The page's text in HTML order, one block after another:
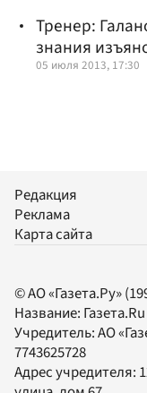
Тренер:
знания
05 июля 2013, 17:30
Редакция
Реклама
Карта сайта
© АО «Газета.Ру»
Название: Газета.Ru
Учредитель:АО
7743625728
Адрес учредителя: